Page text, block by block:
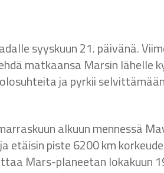
syyskuun 21. päivänä.
matkaansa Marsin lähelle
ja pyrkii
alkuun mennessä
etäisin piste 6200 km
Mars-planeetan lokakuun